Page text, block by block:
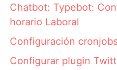
Chatbot: Typebot:
horario Laboral
Configuración
Configurar plugin